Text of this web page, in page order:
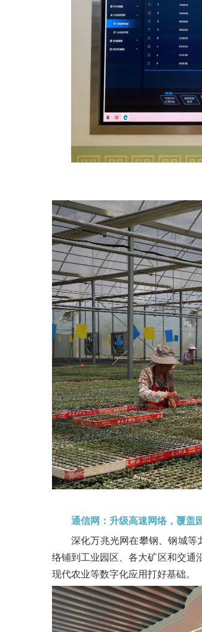
通信网：升级高速网络，覆盖
深化万兆光网在攀钢、钢城等
络铺到工业园区、各大矿区和交通
现代农业等数字化应用打好基础。